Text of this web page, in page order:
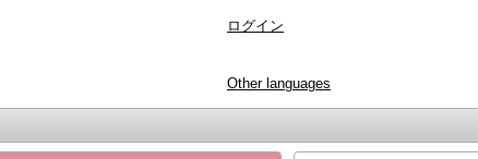
ログイン
Other languages